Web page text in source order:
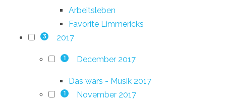
Arbeitsleben
Favorite Limmericks
3 2017
1 December 2017
Das wars - Musik 2017
1 November 2017